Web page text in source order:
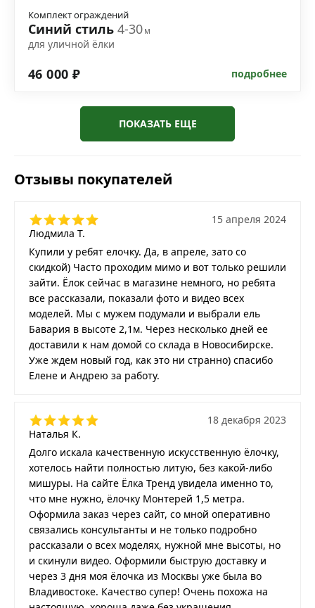
Комплект ограждений
Синий стиль 4-30м
для уличной ёлки
46 000 ₽ подробнее
ПОКАЗАТЬ ЕЩЕ
Отзывы покупателей
Людмила Т.
15 апреля 2024
Купили у ребят елочку. Да, в апреле, зато со
скидкой) Часто проходим мимо и вот только решили
зайти. Ёлок сейчас в магазине немного, но ребята
все рассказали, показали фото и видео всех
моделей. Мы с мужем подумали и выбрали ель
Бавария в высоте 2,1м. Через несколько дней ее
доставили к нам домой со склада в Новосибирске.
Уже ждем новый год, как это ни странно) спасибо
Елене и Андрею за работу.
Наталья К.
18 декабря 2023
Долго искала качественную искусственную ёлочку,
хотелось найти полностью литую, без какой-либо
мишуры. На сайте Ёлка Тренд увидела именно то,
что мне нужно, ёлочку Монтерей 1,5 метра.
Оформила заказ через сайт, со мной оперативно
связались консультанты и не только подробно
рассказали о всех моделях, нужной мне высоты, но
и скинули видео. Оформили быструю доставку и
через 3 дня моя ёлочка из Москвы уже была во
Владивостоке. Качество супер! Очень похожа на